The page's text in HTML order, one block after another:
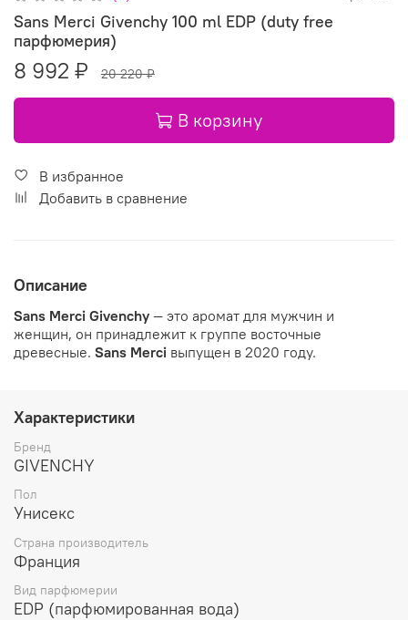
Sans Merci Givenchy 100 ml EDP (duty free
парфюмерия)
8 992 ₽ 20 220 ₽
В корзину
В избранное
Добавить в сравнение
Описание
Sans Merci Givenchy — это аромат для мужчин и
женщин, он принадлежит к группе восточные
древесные. Sans Merci выпущен в 2020 году.
Характеристики
Бренд
GIVENCHY
Пол
Унисекс
Страна производитель
Франция
Вид парфюмерии
EDP (парфюмированная вода)